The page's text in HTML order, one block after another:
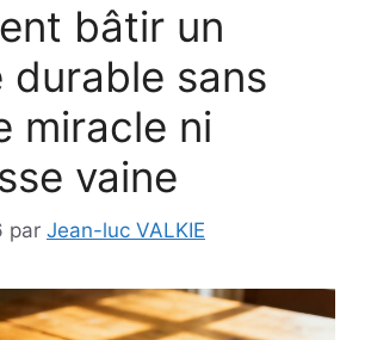
bâtir un
durable sans
miracle ni
vaine
par Jean-luc VALKIE